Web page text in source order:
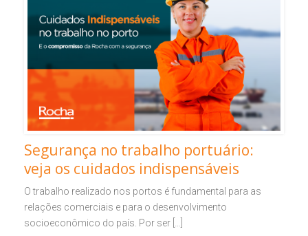
Segurança no trabalho portuário:
veja os cuidados indispensáveis
O trabalho realizado nos portos é fundamental para as
relações comerciais e para o desenvolvimento
socioeconômico do país. Por ser […]